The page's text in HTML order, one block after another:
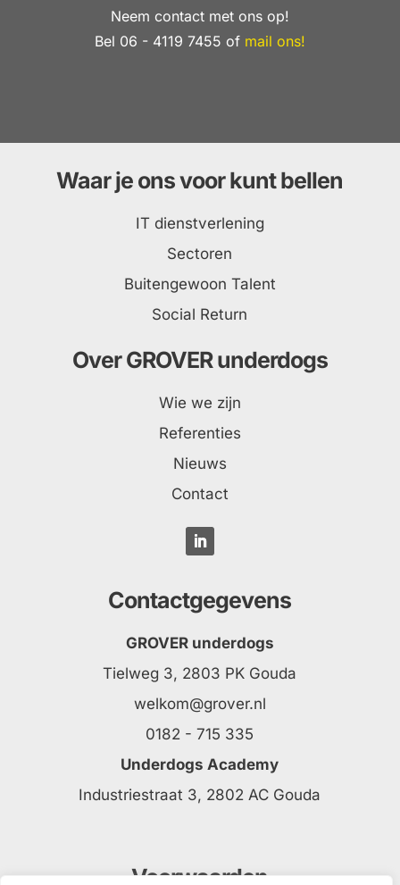
Neem contact met ons op!
Bel 06 - 4119 7455 of mail ons!
Waar je ons voor kunt bellen
IT dienstverlening
Sectoren
Buitengewoon Talent
Social Return
Over GROVER underdogs
Wie we zijn
Referenties
Nieuws
Contact
Contactgegevens
GROVER underdogs
Tielweg 3, 2803 PK Gouda
welkom@grover.nl
0182 - 715 335
Underdogs Academy
Industriestraat 3, 2802 AC Gouda
Voorwaarden